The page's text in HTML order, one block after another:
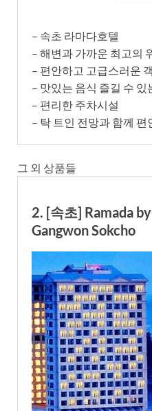
– 속초 라마다호텔
– 해변과 가까운 최고의
– 편안하고 고급스러운
– 맛있는 음식 즐길 수 있
– 편리한 주차시설
– 탁 트인 전망과 함께
그 외 상품들
2. [속초] Ramada
Gangwon Sokcho